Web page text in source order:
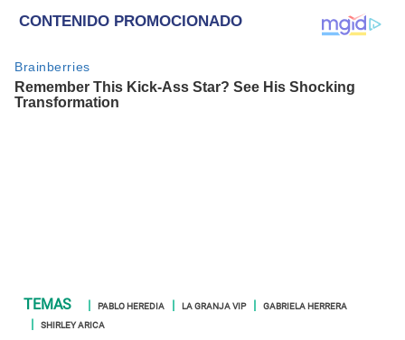
PABLO HEREDIA LA GRANJA VIP
GABRIELA HERRERA
SHIRLEY ARICA